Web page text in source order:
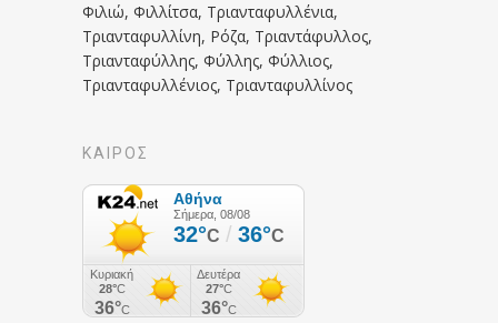
Φιλιώ, Φιλλίτσα, Τριανταφυλλένια,
Τριανταφυλλίνη, Ρόζα, Τριαντάφυλλος,
Τριανταφύλλης, Φύλλης, Φύλλιος,
Τριανταφυλλένιος, Τριανταφυλλίνος
ΚΑΙΡΟΣ